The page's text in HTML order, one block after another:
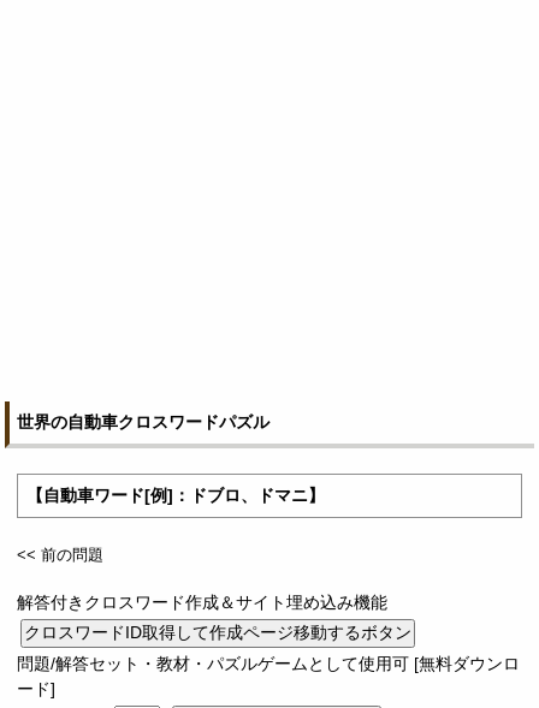
世界の自動車クロスワードパズル
【自動車ワード[例]：ドブロ、ドマニ】
<< 前の問題
解答付きクロスワード作成＆サイト埋め込み機能
問題/解答セット・教材・パズルゲームとして使用可 [無料ダウンロ
ード]